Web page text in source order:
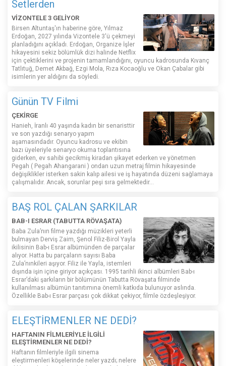
Setlerden
VİZONTELE 3 GELİYOR
Birsen Altuntaş'ın haberine göre, Yılmaz
Erdoğan, 2027 yılında Vizontele 3'ü çekmeyi
planladığını açıkladı. Erdoğan, Organize İşler
hikayesini sekiz bölümlük dizi halinde Netflix
için çektiklerini ve projenin tamamlandığını, oyuncu kadrosunda Kıvanç
Tatlıtuğ, Demet Akbağ, Ezgi Mola, Rıza Kocaoğlu ve Okan Çabalar gibi
isimlerin yer aldığını da söyledi.
Günün TV Filmi
ÇEKİRGE
Hanieh, İranlı 40 yaşında kadın bir senaristtir
ve son yazdığı senaryo yapım
aşamasındadır. Oyuncu kadrosu ve ekibin
bazı üyeleriyle senaryo okuma toplantısına
giderken, ev sahibi gecikmiş kiradan şikayet ederken ve yönetmen
Pegah ( Pegah Ahangarani ) ondan uzun metraj filmin hikayesinde
değişiklikler isterken sakin kalıp ailesi ve iş hayatında düzeni sağlamaya
çalışmalıdır. Ancak, sorunlar peşi sıra gelmektedir...
BAŞ ROL ÇALAN ŞARKILAR
BAB-I ESRAR (TABUTTA RÖVAŞATA)
Baba Zula’nın filme yazdığı müzikleri yeterli
bulmayan Derviş Zaim, Şenol Filiz-Birol Yayla
ikilisinin Bab-ı Esrar albümünden de parçalar
alıyor. Hatta bu parçaların sayısı Baba
Zula’nınkileri aşıyor. Filiz ile Yayla, istemleri
dışında işin içine giriyor açıkçası. 1995 tarihli ikinci albümleri Bab-ı
Esrar’daki şarkıların bir bölümünün Tabutta Rövaşata filminde
kullanılması albümün tanıtımına önemli katkıda bulunuyor aslında.
Özellikle Bab-ı Esrar parçası çok dikkat çekiyor, filmle özdeşleşiyor.
ELEŞTİRMENLER NE DEDİ?
HAFTANIN FİLMLERİYLE İLGİLİ
ELEŞTİRMENLER NE DEDİ?
Haftanın filmleriyle ilgili sinema
eleştirmenleri köşelerinde neler yazdı; nelere